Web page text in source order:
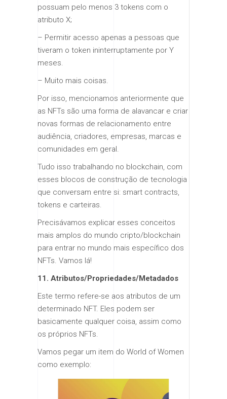
possuam pelo menos 3 tokens com o
atributo X;
– Permitir acesso apenas a pessoas que
tiveram o token ininterruptamente por Y
meses.
– Muito mais coisas.
Por isso, mencionamos anteriormente que
as NFTs são uma forma de alavancar e criar
novas formas de relacionamento entre
audiência, criadores, empresas, marcas e
comunidades em geral.
Tudo isso trabalhando no blockchain, com
esses blocos de construção de tecnologia
que conversam entre si: smart contracts,
tokens e carteiras.
Precisávamos explicar esses conceitos
mais amplos do mundo cripto/blockchain
para entrar no mundo mais específico dos
NFTs. Vamos lá!
11. Atributos/Propriedades/Metadados
Este termo refere-se aos atributos de um
determinado NFT. Eles podem ser
basicamente qualquer coisa, assim como
os próprios NFTs.
Vamos pegar um item do World of Women
como exemplo: